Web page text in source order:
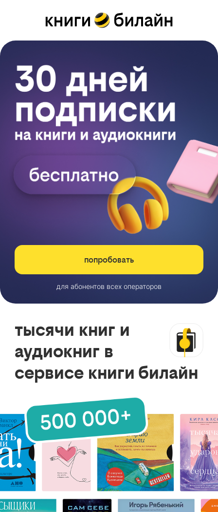
попробовать
для абонентов всех операторов
тысячи книг и
аудиокниг в
сервисе книги билайн